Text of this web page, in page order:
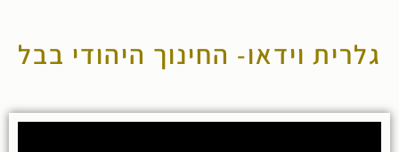
גלרית וידאו- החינוך היהודי בבל